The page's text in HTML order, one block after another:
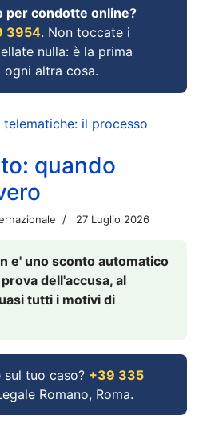
per condotte online?
3954. Non toccate i
nulla: è la prima
altra cosa.
il processo
quando
27 Luglio 2026
e' uno sconto automatico
dell'accusa, al
tutti i motivi di
sul tuo caso? +39 335
Romano, Roma.